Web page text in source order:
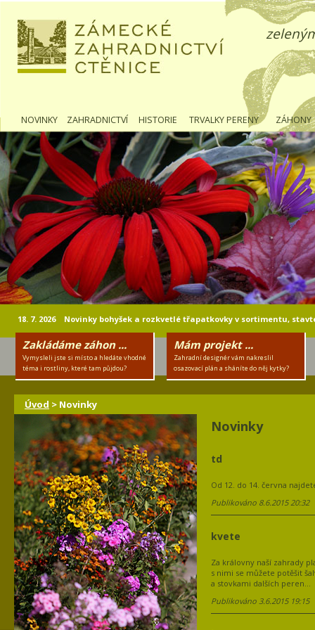
NOVINKY ZAHRADNICTVÍ HISTORIE TRVALKY PERENY ZÁHONY
18. 7. 2026 Novinky bohyšek a rozkvetlé třapatkovky v sortimentu,
Zakládáme záhon ...
Vymysleli jste si místo a hledáte vhodné
téma i rostliny, které tam půjdou?
Mám projekt ...
Zahradní designér vám nakreslil
osazovací plán a sháníte do něj kytky?
Úvod > Novinky
Novinky
td
Od 12. do 14. června
Publikováno 8.6.2015 20:32
kvete
Za královny naší zahrady
s nimi se můžete potěšit
a stovkami dalších peren...
Publikováno 3.6.2015 19:15